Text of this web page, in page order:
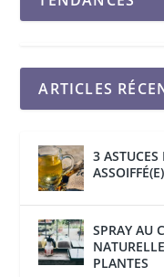
ARTICLES
3 ASTUCES
ASSOIFFÉ(E)
SPRAY AU
PLANTES